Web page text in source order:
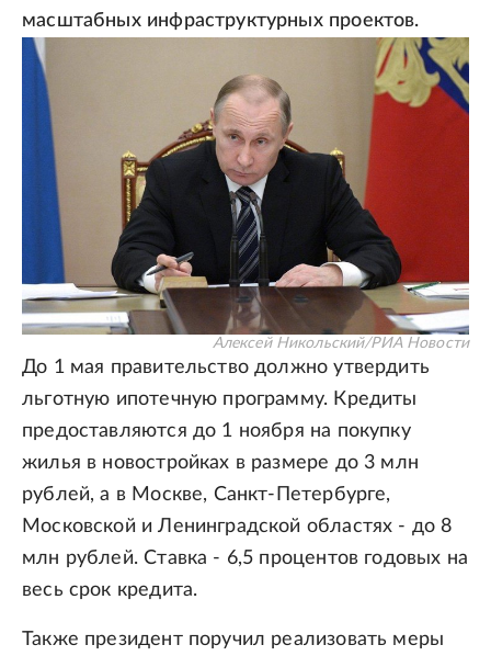
масштабных инфраструктурных проектов.
Алексей Никольский/РИА Новости
До 1 мая правительство должно утвердить
льготную ипотечную программу. Кредиты
предоставляются до 1 ноября на покупку
жилья в новостройках в размере до 3 млн
рублей, а в Москве, Санкт-Петербурге,
Московской и Ленинградской областях - до 8
млн рублей. Ставка - 6,5 процентов годовых на
весь срок кредита.
Также президент поручил реализовать меры